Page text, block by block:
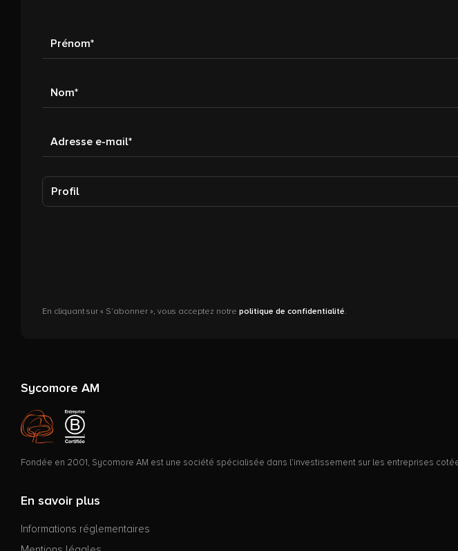
Prénom
Profil
En cliquant sur « S’abonner », vous acceptez notre politique de confidentialité.
Sycomore AM
Fondée en 2001, Sycomore AM est une société spécialisée dans l’investissement sur les entreprises
En savoir plus
Informations réglementaires